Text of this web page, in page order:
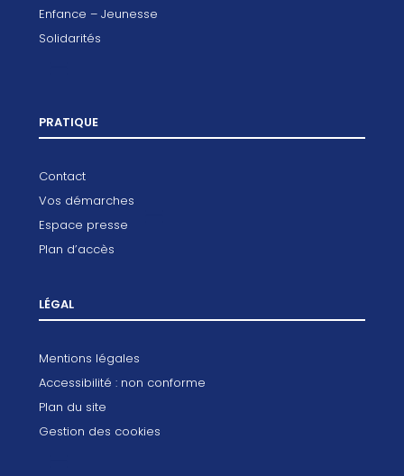
Enfance – Jeunesse
Solidarités
PRATIQUE
Contact
Vos démarches
Espace presse
Plan d’accès
LÉGAL
Mentions légales
Accessibilité : non conforme
Plan du site
Gestion des cookies